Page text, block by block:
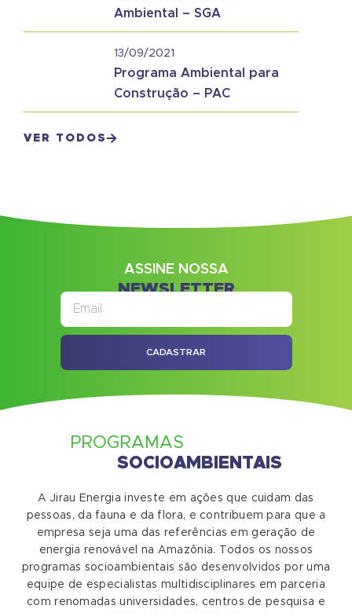
Ambiental – SGA
13/09/2021
Programa Ambiental para
Construção – PAC
VER TODOS
ASSINE NOSSA
NEWSLETTER
CADASTRAR
PROGRAMAS
SOCIOAMBIENTAIS
A Jirau Energia investe em ações que cuidam das
pessoas, da fauna e da flora, e contribuem para que a
empresa seja uma das referências em geração de
energia renovável na Amazônia. Todos os nossos
programas socioambientais são desenvolvidos por uma
equipe de especialistas multidisciplinares em parceria
com renomadas universidades, centros de pesquisa e